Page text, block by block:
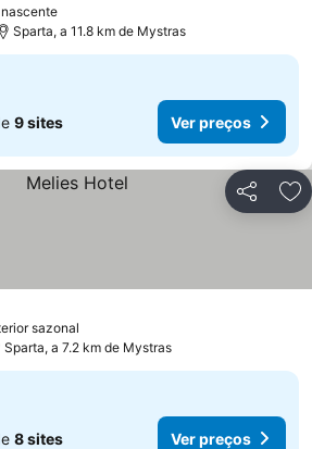
Ver preços
Sparta, a 11.8 km de Mystras
9 sites Ver preços
Partilhar
sazonal
Sparta, a 7.2 km de Mystras
8 sites Ver preços